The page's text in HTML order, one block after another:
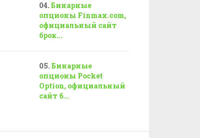
Бинарные
опционы Finmax.com,
официальный сайт
брок...
Бинарные
опционы Pocket
Option, официальный
сайт б...